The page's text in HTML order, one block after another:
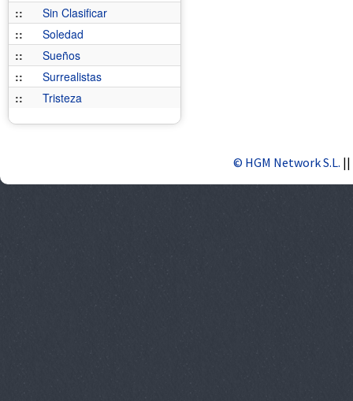
::
Sin Clasificar
::
Soledad
::
Sueños
::
Surrealistas
::
Tristeza
© HGM Network S.L. ||